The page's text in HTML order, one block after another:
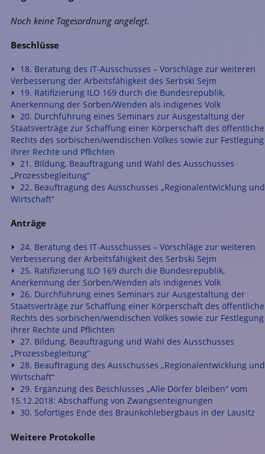
Noch keine Tagesordnung angelegt.
Beschlüsse
18. Beratung des IT-Ausschusses – Vorschläge zur weiteren
Verbesserung der Arbeitsfähigkeit des Serbski Sejm
19. Ratifizierung ILO 169 durch die Bundesrepublik,
Anerkennung der Sorben/Wenden als indigenes Volk
20. Durchführung eines Seminars zur Ausgestaltung der
Staatsverträge zur Schaffung einer Körperschaft des
Rechts des sorbischen/wendischen Volkes sowie zur Festlegung
ihrer Rechte und Pflichten
21. Bildung, Beauftragung und Wahl des Ausschusses
„Prozessbegleitung“
22. Beauftragung des Ausschusses „Regionalentwicklung und
Wirtschaft“
Anträge
24. Beratung des IT-Ausschusses – Vorschläge zur weiteren
Verbesserung der Arbeitsfähigkeit des Serbski Sejm
25. Ratifizierung ILO 169 durch die Bundesrepublik,
Anerkennung der Sorben/Wenden als indigenes Volk
26. Durchführung eines Seminars zur Ausgestaltung der
Staatsverträge zur Schaffung einer Körperschaft des
Rechts des sorbischen/wendischen Volkes sowie zur Festlegung
ihrer Rechte und Pflichten
27. Bildung, Beauftragung und Wahl des Ausschusses
„Prozessbegleitung“
28. Beauftragung des Ausschusses „Regionalentwicklung und
Wirtschaft“
29. Ergänzung des Beschlusses „Alle Dörfer bleiben“ vom
15.12.2018: Abschaffung von Zwangsenteignungen
30. Sofortiges Ende des Braunkohlebergbaus in der Lausitz
Weitere Protokolle